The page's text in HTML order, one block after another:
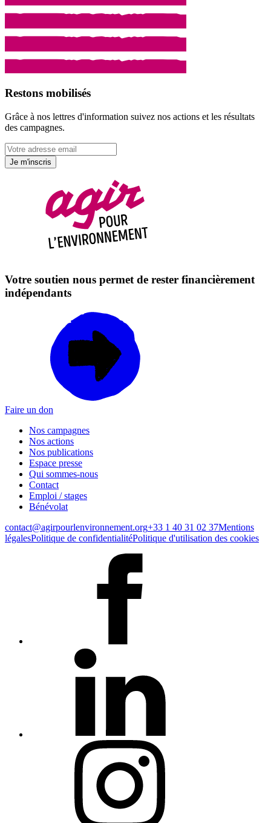
Restons mobilisés
Grâce à nos lettres d'information suivez nos actions et les résultats
des campagnes.
Je m'inscris
Votre soutien nous permet de rester financièrement
indépendants
Faire un don
Nos campagnes
Nos actions
Nos publications
Espace presse
Qui sommes-nous
Contact
Emploi / stages
Bénévolat
contact@agirpourlenvironnement.org+33 1 40 31 02 37Mentions
légalesPolitique de confidentialitéPolitique d'utilisation des cookies